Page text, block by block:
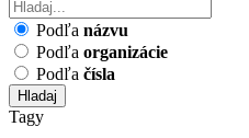
Podľa názvu
Podľa organizácie
Podľa čísla
Hladaj
Tagy